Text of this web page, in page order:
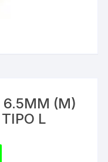
6.5MM (M)
L